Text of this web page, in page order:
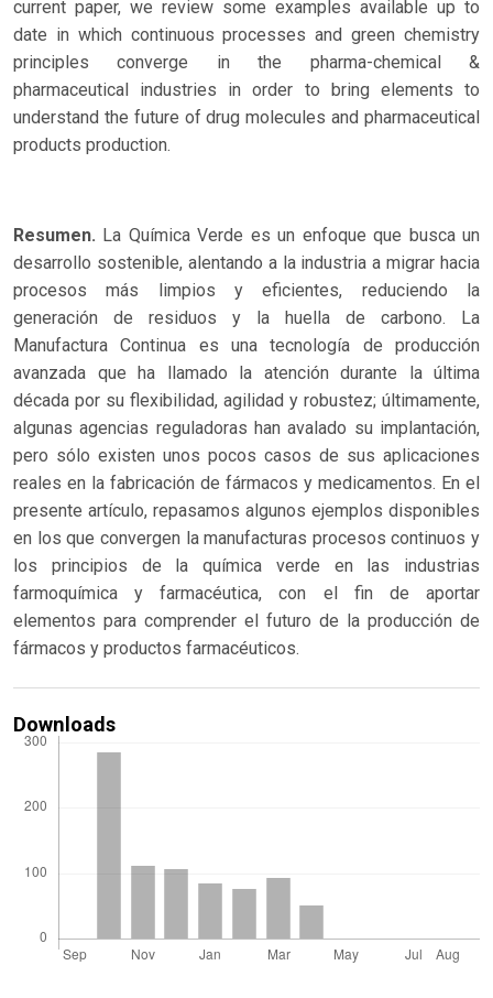
current paper, we review some examples available up to
date in which continuous processes and green chemistry
principles converge in the pharma-chemical &
pharmaceutical industries in order to bring elements to
understand the future of drug molecules and pharmaceutical
products production.
Resumen. La Química Verde es un enfoque que busca un
desarrollo sostenible, alentando a la industria a migrar hacia
procesos más limpios y eficientes, reduciendo la
generación de residuos y la huella de carbono. La
Manufactura Continua es una tecnología de producción
avanzada que ha llamado la atención durante la última
década por su flexibilidad, agilidad y robustez; últimamente,
algunas agencias reguladoras han avalado su implantación,
pero sólo existen unos pocos casos de sus aplicaciones
reales en la fabricación de fármacos y medicamentos. En el
presente artículo, repasamos algunos ejemplos disponibles
en los que convergen la manufacturas procesos continuos y
los principios de la química verde en las industrias
farmoquímica y farmacéutica, con el fin de aportar
elementos para comprender el futuro de la producción de
fármacos y productos farmacéuticos.
Downloads